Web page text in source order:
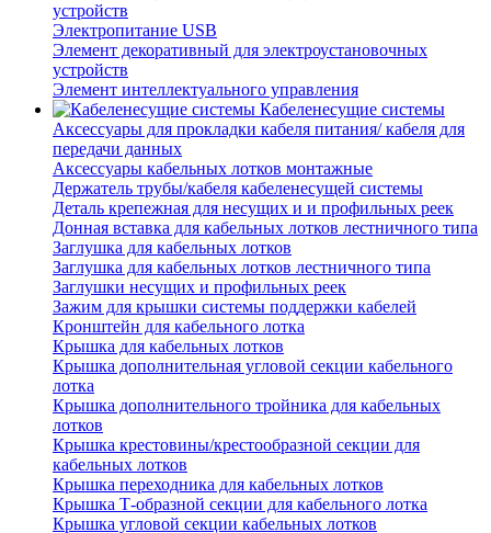
устройств
Электропитание USB
Элемент декоративный для электроустановочных
устройств
Элемент интеллектуального управления
Кабеленесущие системы
Аксессуары для прокладки кабеля питания/ кабеля для
передачи данных
Аксессуары кабельных лотков монтажные
Держатель трубы/кабеля кабеленесущей системы
Деталь крепежная для несущих и и профильных реек
Донная вставка для кабельных лотков лестничного типа
Заглушка для кабельных лотков
Заглушка для кабельных лотков лестничного типа
Заглушки несущих и профильных реек
Зажим для крышки системы поддержки кабелей
Кронштейн для кабельного лотка
Крышка для кабельных лотков
Крышка дополнительная угловой секции кабельного
лотка
Крышка дополнительного тройника для кабельных
лотков
Крышка крестовины/крестообразной секции для
кабельных лотков
Крышка переходника для кабельных лотков
Крышка Т-образной секции для кабельного лотка
Крышка угловой секции кабельных лотков